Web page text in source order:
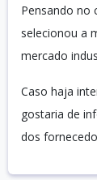
Pensando no
selecionou a
mercado
Caso haja
gostaria de
dos